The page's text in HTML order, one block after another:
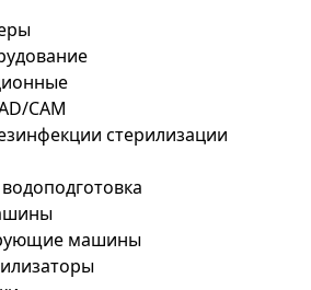
CAM
стерилизации
машины